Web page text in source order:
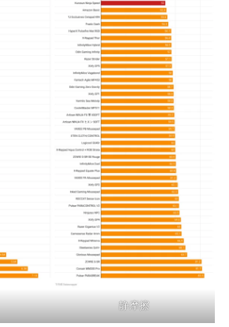
静摩擦